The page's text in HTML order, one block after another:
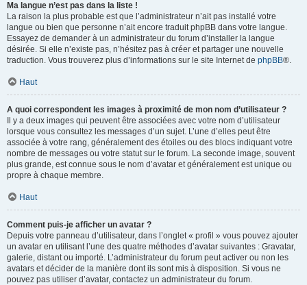
Ma langue n’est pas dans la liste !
La raison la plus probable est que l’administrateur n’ait pas installé votre
langue ou bien que personne n’ait encore traduit phpBB dans votre langue.
Essayez de demander à un administrateur du forum d’installer la langue
désirée. Si elle n’existe pas, n’hésitez pas à créer et partager une nouvelle
traduction. Vous trouverez plus d’informations sur le site Internet de phpBB®.
Haut
A quoi correspondent les images à proximité de mon nom d’utilisateur ?
Il y a deux images qui peuvent être associées avec votre nom d’utilisateur
lorsque vous consultez les messages d’un sujet. L’une d’elles peut être
associée à votre rang, généralement des étoiles ou des blocs indiquant votre
nombre de messages ou votre statut sur le forum. La seconde image, souvent
plus grande, est connue sous le nom d’avatar et généralement est unique ou
propre à chaque membre.
Haut
Comment puis-je afficher un avatar ?
Depuis votre panneau d’utilisateur, dans l’onglet « profil » vous pouvez ajouter
un avatar en utilisant l’une des quatre méthodes d’avatar suivantes : Gravatar,
galerie, distant ou importé. L’administrateur du forum peut activer ou non les
avatars et décider de la manière dont ils sont mis à disposition. Si vous ne
pouvez pas utiliser d’avatar, contactez un administrateur du forum.